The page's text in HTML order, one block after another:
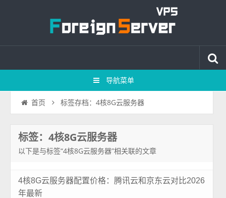
导航菜单
首页 标签存档：4核8G云服务器
标签：4核8G云服务器
以下是与标签“4核8G云服务器”相关联的文章
4核8G云服务器配置价格：腾讯云和京东云对比2026
年最新